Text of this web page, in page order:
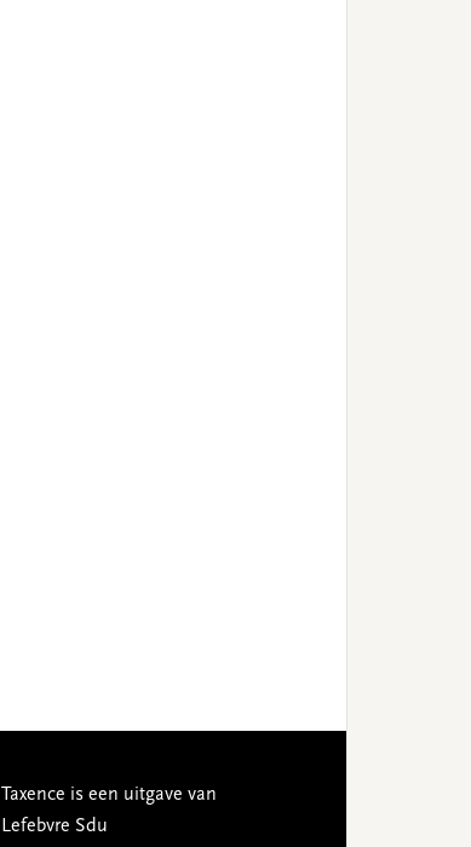
Taxence is een uitgave van
Lefebvre Sdu